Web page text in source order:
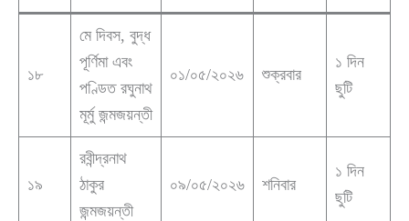
১৮
মে দিবস, বুদ্ধ
পূর্ণিমা এবং
পণ্ডিত রঘুনাথ
মূর্মু জন্মজয়ন্তী
০১/০৫/২০২৬ শুক্রবার
১ দিন
ছুটি
১৯
রবীন্দ্রনাথ
ঠাকুর
জন্মজয়ন্তী
০৯/০৫/২০২৬ শনিবার
১ দিন
ছুটি